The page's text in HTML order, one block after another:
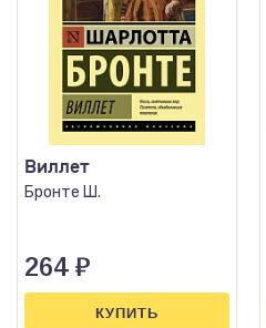
Виллет
Бронте Ш.
264 ₽
КУПИТЬ